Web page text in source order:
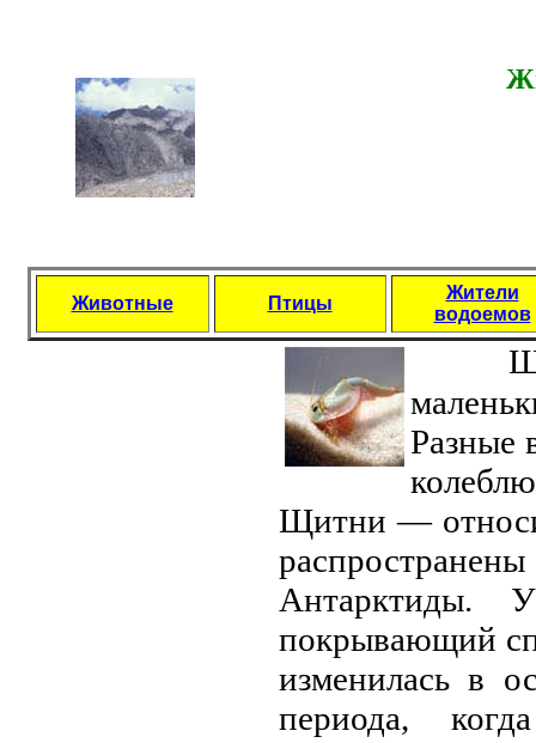
Животные Птицы
Жители
водоемов
Разные
Щитни —
Антарктиды.
покрывающий
изменилась в
периода,